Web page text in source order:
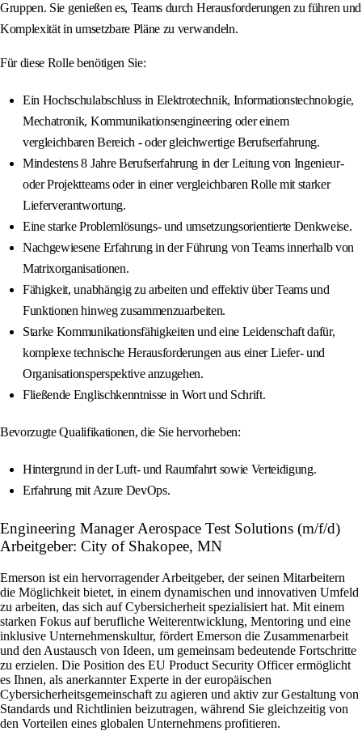
Gruppen. Sie genießen es, Teams durch Herausforderungen zu führen und
Komplexität in umsetzbare Pläne zu verwandeln.
Für diese Rolle benötigen Sie:
Ein Hochschulabschluss in Elektrotechnik, Informationstechnologie,
Mechatronik, Kommunikationsengineering oder einem
vergleichbaren Bereich - oder gleichwertige Berufserfahrung.
Mindestens 8 Jahre Berufserfahrung in der Leitung von Ingenieur-
oder Projektteams oder in einer vergleichbaren Rolle mit starker
Lieferverantwortung.
Eine starke Problemlösungs- und umsetzungsorientierte Denkweise.
Nachgewiesene Erfahrung in der Führung von Teams innerhalb von
Matrixorganisationen.
Fähigkeit, unabhängig zu arbeiten und effektiv über Teams und
Funktionen hinweg zusammenzuarbeiten.
Starke Kommunikationsfähigkeiten und eine Leidenschaft dafür,
komplexe technische Herausforderungen aus einer Liefer- und
Organisationsperspektive anzugehen.
Fließende Englischkenntnisse in Wort und Schrift.
Bevorzugte Qualifikationen, die Sie hervorheben:
Hintergrund in der Luft- und Raumfahrt sowie Verteidigung.
Erfahrung mit Azure DevOps.
Engineering Manager Aerospace Test Solutions (m/f/d)
Arbeitgeber: City of Shakopee, MN
Emerson ist ein hervorragender Arbeitgeber, der seinen Mitarbeitern
die Möglichkeit bietet, in einem dynamischen und innovativen Umfeld
zu arbeiten, das sich auf Cybersicherheit spezialisiert hat. Mit einem
starken Fokus auf berufliche Weiterentwicklung, Mentoring und eine
inklusive Unternehmenskultur, fördert Emerson die Zusammenarbeit
und den Austausch von Ideen, um gemeinsam bedeutende Fortschritte
zu erzielen. Die Position des EU Product Security Officer ermöglicht
es Ihnen, als anerkannter Experte in der europäischen
Cybersicherheitsgemeinschaft zu agieren und aktiv zur Gestaltung von
Standards und Richtlinien beizutragen, während Sie gleichzeitig von
den Vorteilen eines globalen Unternehmens profitieren.